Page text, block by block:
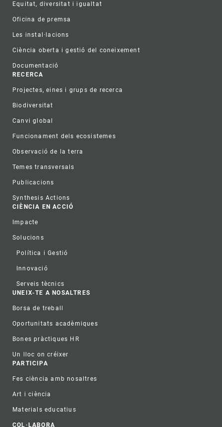
Equitat, diversitat i igualtat
Oficina de premsa
Les instal·lacions
Ciència oberta i gestió del coneixement
Documentació
RECERCA
Projectes, eines i grups de recerca
Biodiversitat
Canvi global
Funcionament dels ecosistemes
Observació de la terra
Temes transversals
Publicacions
Synthesis Actions
CIÈNCIA EN ACCIÓ
Impacte
Solucions
Política i Gestió
Innovació
Serveis tècnics
UNEIX-TE A NOSALTRES
Borsa de treball
Oportunitats acadèmiques
Bones pràctiques HR
Un lloc on créixer
PARTICIPA
Fes ciència amb nosaltres
Art i ciència
Materials educatius
COL·LABORA